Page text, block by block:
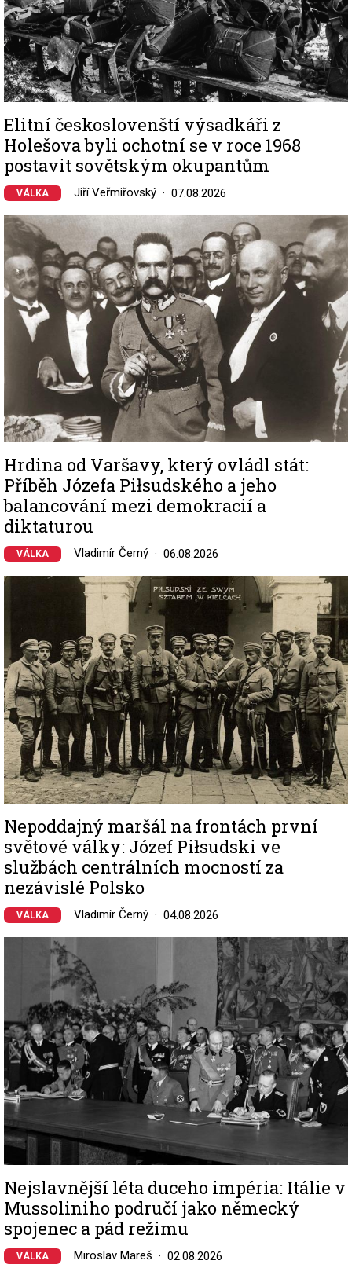
Elitní českoslovenští výsadkáři z
Holešova byli ochotní se v roce 1968
postavit sovětským okupantům
VÁLKA Jiří Veřmiřovský 07.08.2026
Image
Hrdina od Varšavy, který ovládl stát:
Příběh Józefa Piłsudského a jeho
balancování mezi demokracií a
diktaturou
VÁLKA Vladimír Černý 06.08.2026
Image
Nepoddajný maršál na frontách první
světové války: Józef Piłsudski ve
službách centrálních mocností za
nezávislé Polsko
VÁLKA Vladimír Černý 04.08.2026
Nejslavnější léta duceho impéria: Itálie v
Mussoliniho područí jako německý
spojenec a pád režimu
VÁLKA Miroslav Mareš 02.08.2026